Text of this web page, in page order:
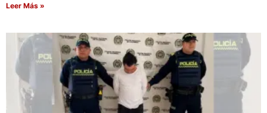
Leer Más »